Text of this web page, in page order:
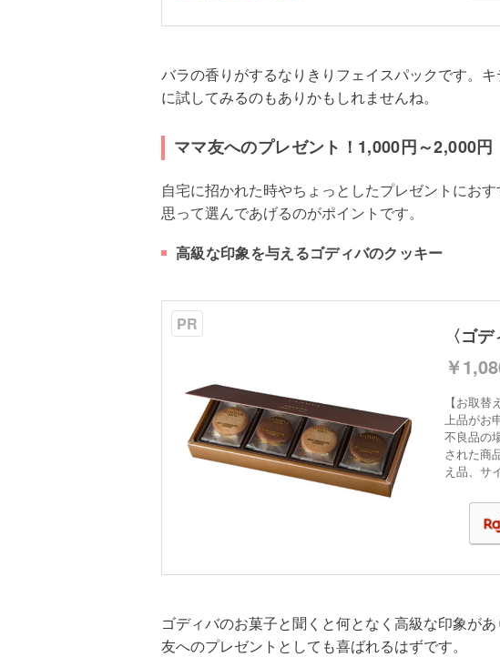
バラの香りがするなりきりフェイスパックです。
に試してみるのもありかもしれませんね。
ママ友へのプレゼント！1,000円～2,000円
自宅に招かれた時やちょっとしたプレゼントにお
思って選んであげるのがポイントです。
高級な印象を与えるゴディバのクッキー
PR
〈ゴ
￥
【お取
上品がお
不良品の
された商
え品、サ
ゴディバのお菓子と聞くと何となく高級な印象が
友へのプレゼントとしても喜ばれるはずです。